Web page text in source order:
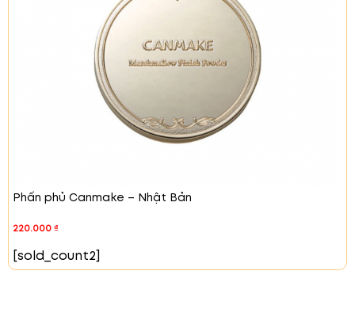
#03 Bird Kiss – Hồng tràĐây là tông màu san hô
trung.
Phấn phủ Canmake – Nhật Bản
220.000₫
[sold_count2]